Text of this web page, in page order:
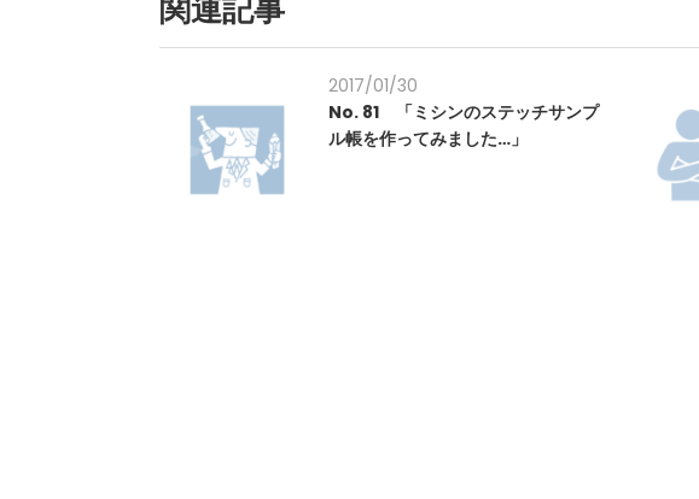
関連記事
2017/01/30
No. 81 「ミシンのステッチサンプ
ル帳を作ってみました…」